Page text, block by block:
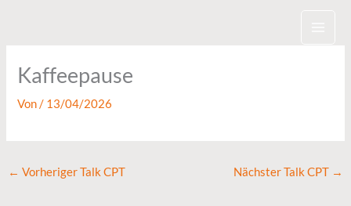
Kaffeepause
Von/ 13/04/2026
← Vorheriger Talk CPT Nächster Talk CPT →